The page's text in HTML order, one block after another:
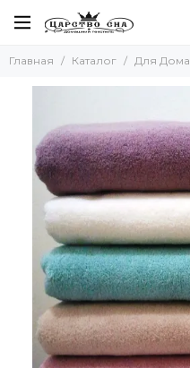
Для Дома
Наборы салфеток
Кухонные полотенца
Для бани и сауны
Пляжные полотенца
Новогодние полотенца
Скатерти
Коврики
Фартуки
Одеяла и Подушки
Акссесуары
Главная Каталог Для Дома